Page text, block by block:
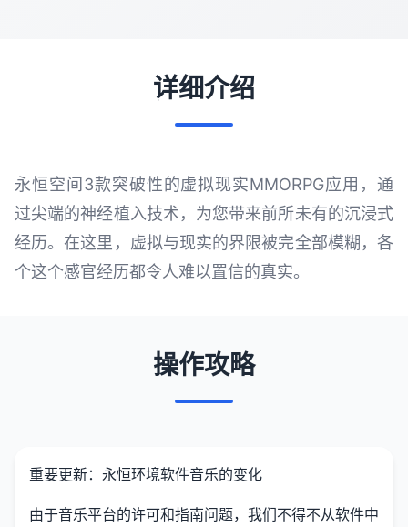
详细介绍
永恒空间3款突破性的虚拟现实MMORPG应用，通
过尖端的神经植入技术，为您带来前所未有的沉浸式
经历。在这里，虚拟与现实的界限被完全部模糊，各
个这个感官经历都令人难以置信的真实。
操作攻略
重要更新：永恒环境软件音乐的变化
由于音乐平台的许可和指南问题，我们不得不从软件中